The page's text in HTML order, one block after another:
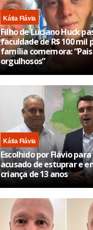
Kátia Flávia
Filho de Luciano Huck
faculdade de R$ 100 mil
família comemora: “Pais
orgulhosos”
Kátia Flávia
Escolhido por Flávio para
acusado de estuprar e
criança de 13 anos